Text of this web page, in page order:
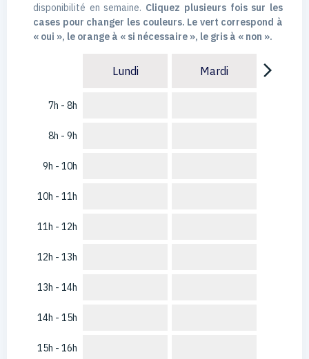
disponibilité en semaine. Cliquez plusieurs fois sur les
cases pour changer les couleurs. Le vert correspond à
« oui », le orange à « si nécessaire », le gris à « non ».
7h - 8h
8h - 9h
9h - 10h
10h - 11h
11h - 12h
12h - 13h
13h - 14h
14h - 15h
15h - 16h
Lundi Mardi arrow_forward_ios